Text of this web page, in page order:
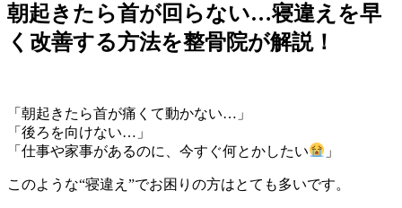
朝起きたら首が回らない…寝違えを早
く改善する方法を整骨院が解説！
「朝起きたら首が痛くて動かない…」
「後ろを向けない…」
「仕事や家事があるのに、今すぐ何とかしたい
」
このような“寝違え”でお困りの方はとても多いです。